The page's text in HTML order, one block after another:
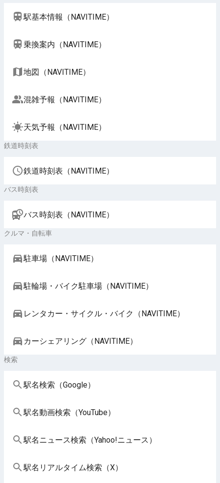
駅基本情報（NAVITIME）
乗換案内（NAVITIME）
地図（NAVITIME）
混雑予報（NAVITIME）
天気予報（NAVITIME）
鉄道時刻表
鉄道時刻表（NAVITIME）
バス時刻表
バス時刻表（NAVITIME）
クルマ・自転車
駐車場（NAVITIME）
駐輪場・バイク駐車場（NAVITIME）
レンタカー・サイクル・バイク（NAVITIME）
カーシェアリング（NAVITIME）
検索
駅名検索（Google）
駅名動画検索（YouTube）
駅名ニュース検索（Yahoo!ニュース）
駅名リアルタイム検索（X）